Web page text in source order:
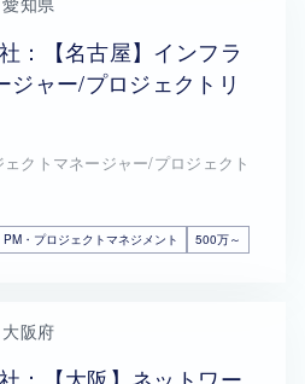
：【名古屋】インフラ
ジャー/プロジェクトリ
ェクトマネージャー/プロジェクト
PM・プロジェクトマネジメント 500万～
大阪府